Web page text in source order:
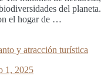
del planeta.
el hogar de …
1, 2025